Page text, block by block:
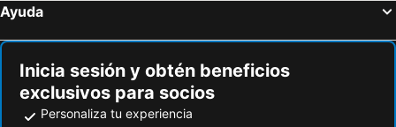
Ayuda
Inicia sesión y obtén beneficios
exclusivos para socios
Personaliza tu experiencia